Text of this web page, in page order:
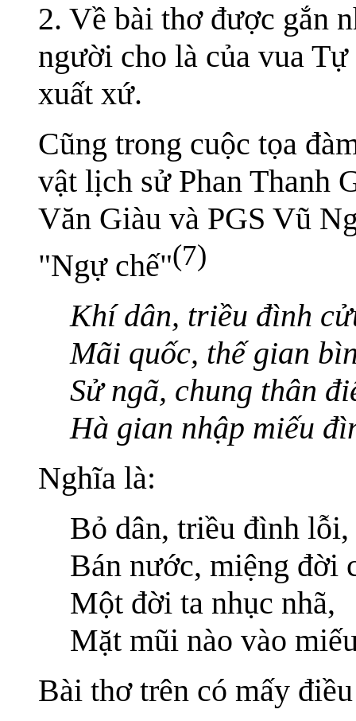
2. Về bài thơ được gắn
người cho là của vua
xuất xứ.
Cũng trong cuộc tọa
vật lịch sử Phan Thanh
Văn Giàu và PGS Vũ
"Ngự chế"(7)
Khí dân, triều đình
Mãi quốc, thế gian
Sử ngã, chung thân
Hà gian nhập miếu
Nghĩa là:
Bỏ dân, triều đình lỗi,
Bán nước, miệng đời
Một đời ta nhục nhã,
Mặt mũi nào vào
Bài thơ trên có mấy